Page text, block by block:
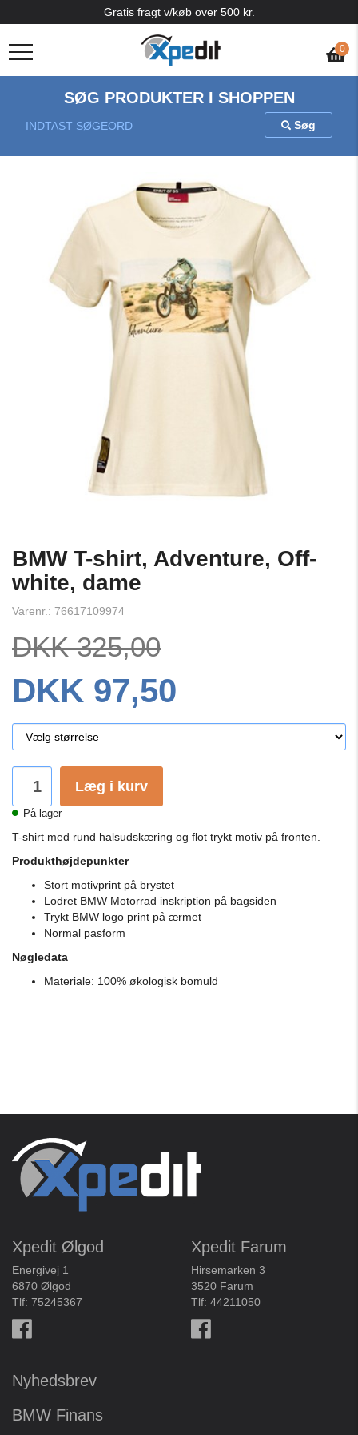
0
Gratis fragt v/køb over 500 kr.
SØG PRODUKTER I SHOPPEN
Søg
Previous
BMW T-shirt, Adventure, Off-
white, dame
Varenr.: 76617109974
DKK 325,00
DKK 97,50
Læg i kurv
På lager
T-shirt med rund halsudskæring og flot trykt motiv på fronten.
Produkthøjdepunkter
Stort motivprint på brystet
Lodret BMW Motorrad inskription på bagsiden
Trykt BMW logo print på ærmet
Normal pasform
Nøgledata
Materiale: 100% økologisk bomuld
Xpedit Ølgod
Energivej 1
6870 Ølgod
Tlf: 75245367
Xpedit Farum
Hirsemarken 3
3520 Farum
Tlf: 44211050
Nyhedsbrev
BMW Finans